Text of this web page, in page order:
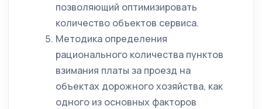
позволяющий оптимизировать
количество объектов сервиса.
Методика определения
рационального количества пунктов
взимания платы за проезд на
объектах дорожного хозяйства, как
одного из основных факторов